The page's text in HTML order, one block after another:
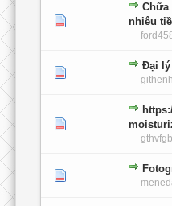
Chữa
nhiêu
0 głosów - średnia 1
Đại lý
0 głosów - średnia 1
gthvfgb
0 głosów - średnia 1
0 głosów - średnia 1